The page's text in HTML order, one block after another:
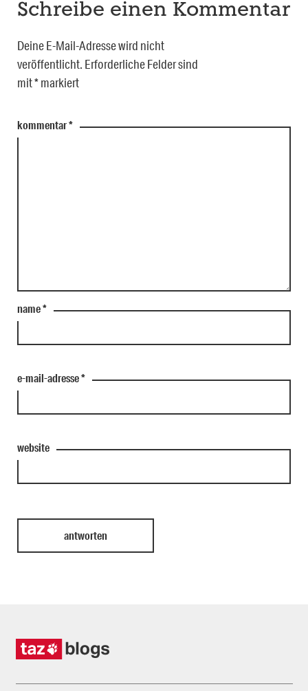
Schreibe einen Kommentar
Deine E-Mail-Adresse wird nicht
veröffentlicht. Erforderliche Felder sind
mit*markiert
kommentar*
name*
e-mail-adresse*
website